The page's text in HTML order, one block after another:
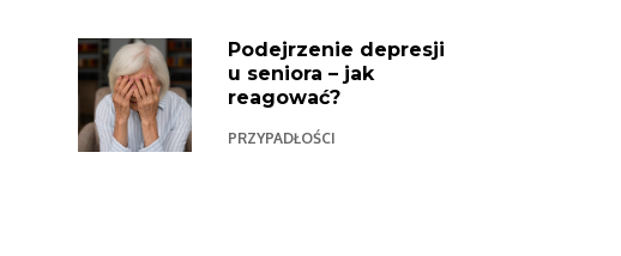
Podejrzenie depresji
u seniora – jak
reagować?
PRZYPADŁOŚCI